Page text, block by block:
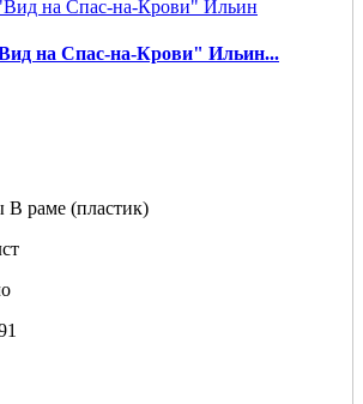
на Спас-на-Крови" Ильин...
В раме (пластик)